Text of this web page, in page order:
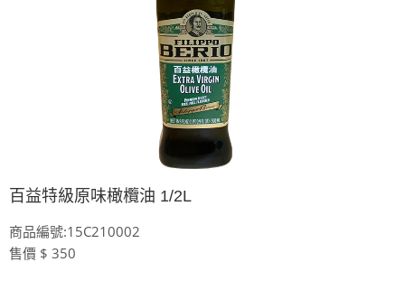
百益特級原味橄欖油 1/2L
商品編號:15C210002
售價 $ 350